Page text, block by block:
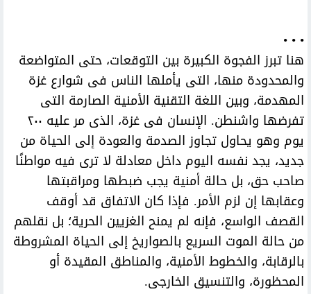
• • •
هنا تبرز الفجوة الكبيرة بين التوقعات، حتى المتواضعة
والمحدودة منها، التى يأملها الناس فى شوارع غزة
المهدمة، وبين اللغة التقنية الأمنية الصارمة التى
تفرضها واشنطن. الإنسان فى غزة، الذى مر عليه ٢٠٠
يوم وهو يحاول تجاوز الصدمة والعودة إلى الحياة من
جديد، يجد نفسه اليوم داخل معادلة لا ترى فيه مواطنًا
صاحب حق، بل حالة أمنية يجب ضبطها ومراقبتها
وعقابها إن لزم الأمر. فإذا كان الاتفاق قد أوقف
القصف الواسع، فإنه لم يمنح الغزيين الحرية؛ بل نقلهم
من حالة الموت السريع بالصواريخ إلى الحياة المشروطة
بالرقابة، والخطوط الأمنية، والمناطق المقيدة أو
المحظورة، والتنسيق الخارجى.